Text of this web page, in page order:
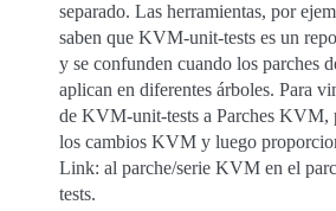
separado. Las herramientas, por
saben que KVM-unit-tests es un
y se confunden cuando los parches
aplican en diferentes árboles. Para
de KVM-unit-tests a Parches KVM,
los cambios KVM y luego
Link: al parche/serie KVM en el
tests.